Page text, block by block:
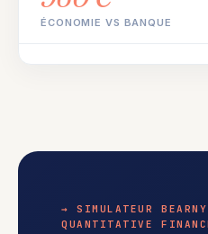
ÉCONOMIE VS BANQUE
→ SIMULATEUR
QUANTITATIVE